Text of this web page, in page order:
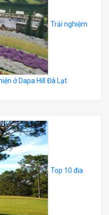
Trải nghiệm
ở Dapa Hill Đà Lạt
Top 10 địa